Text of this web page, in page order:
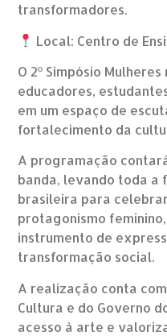
transformadores.
Local: Centro de
O 2º Simpósio
educadores,
em um espaço de
fortalecimento da
A programação
banda, levando toda a
brasileira para
protagonismo
instrumento de
transformação social.
A realização conta
Cultura e do Governo
acesso à arte e